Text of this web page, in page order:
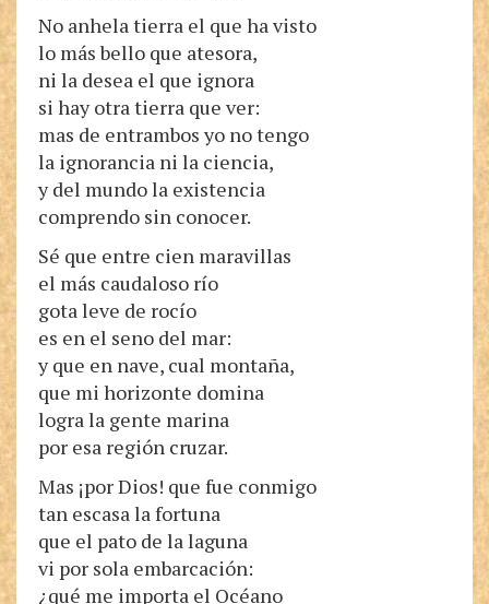
No anhela tierra el que ha visto
lo más bello que atesora,
ni la desea el que ignora
si hay otra tierra que ver:
mas de entrambos yo no tengo
la ignorancia ni la ciencia,
y del mundo la existencia
comprendo sin conocer.
Sé que entre cien maravillas
el más caudaloso río
gota leve de rocío
es en el seno del mar:
y que en nave, cual montaña,
que mi horizonte domina
logra la gente marina
por esa región cruzar.
Mas ¡por Dios! que fue conmigo
tan escasa la fortuna
que el pato de la laguna
vi por sola embarcación:
¿qué me importa el Océano